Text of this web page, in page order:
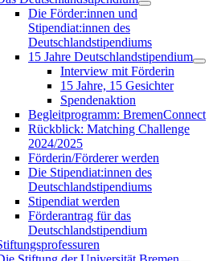
Die Förder:innen und
Stipendiat:innen des
Deutschlandstipendiums
15 Jahre Deutschlandstipendium
Interview mit Förderin
15 Jahre, 15 Gesichter
Spendenaktion
Begleitprogramm: BremenConnect
Rückblick: Matching Challenge
2024/2025
Förderin/Förderer werden
Die Stipendiat:innen des
Deutschlandstipendiums
Stipendiat werden
Förderantrag für das
Deutschlandstipendium